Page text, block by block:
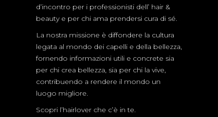
d’incontro per i professionisti dell’ hair &
beauty e per chi ama prendersi cura di sé.
La nostra missione è diffondere la cultura
legata al mondo dei capelli e della bellezza,
fornendo informazioni utili e concrete sia
per chi crea bellezza, sia per chi la vive,
contribuendo a rendere il mondo un
luogo migliore.
Scopri l’hairlover che c’è in te.